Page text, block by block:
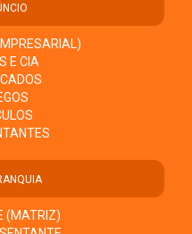
E CIA
(MATRIZ)